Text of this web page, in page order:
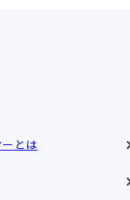
とは